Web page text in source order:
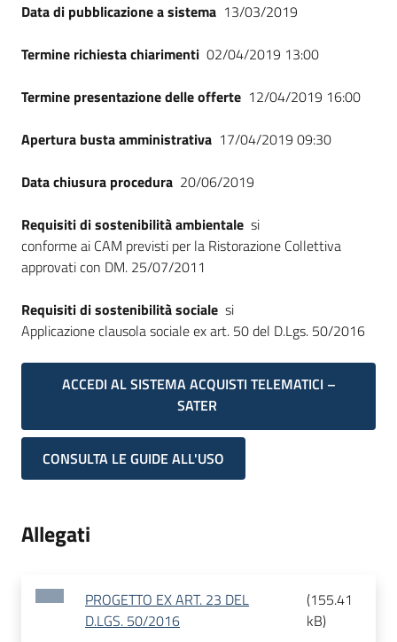
Data di pubblicazione a sistema 13/03/2019
Termine richiesta chiarimenti 02/04/2019 13:00
Termine presentazione delle offerte 12/04/2019 16:00
Apertura busta amministrativa 17/04/2019 09:30
Data chiusura procedura 20/06/2019
Requisiti di sostenibilità ambientale si
conforme ai CAM previsti per la Ristorazione Collettiva
approvati con DM. 25/07/2011
Requisiti di sostenibilità sociale si
Applicazione clausola sociale ex art. 50 del D.Lgs. 50/2016
ACCEDI AL SISTEMA ACQUISTI TELEMATICI –
SATER
CONSULTA LE GUIDE ALL'USO
Allegati
PROGETTO EX ART. 23 DEL
D.LGS. 50/2016
(155.41
kB)